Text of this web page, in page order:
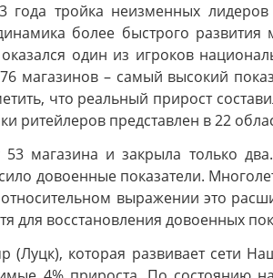
тройка неизменных
более быстрого
один из игроков
магазинов – самый высокий
что реальный прирост
ритейлеров представлен в 22
магазина и закрыла только
довоенные показатели.
относительном выражении это
для восстановления довоенных
(Луцк), которая развивает сети